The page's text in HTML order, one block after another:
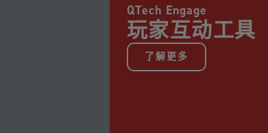
QTech Engage
玩家互动工具
了解更多